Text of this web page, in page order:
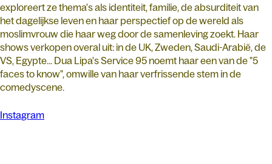
exploreert ze thema's als identiteit, familie, de absurditeit van
het dagelijkse leven en haar perspectief op de wereld als
moslimvrouw die haar weg door de samenleving zoekt. Haar
shows verkopen overal uit: in de UK, Zweden, Saudi-Arabië, de
VS, Egypte... Dua Lipa's Service 95 noemt haar een van de "5
faces to know", omwille van haar verfrissende stem in de
comedyscene.
Instagram